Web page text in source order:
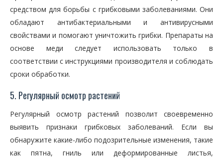
средством для борьбы с грибковыми заболеваниями. Они
обладают антибактериальными и антивирусными
свойствами и помогают уничтожить грибки. Препараты на
основе меди следует использовать только в
соответствии с инструкциями производителя и соблюдать
сроки обработки.
5. Регулярный осмотр растений
Регулярный осмотр растений позволит своевременно
выявить признаки грибковых заболеваний. Если вы
обнаружите какие-либо подозрительные изменения, такие
как пятна, гниль или деформированные листья,